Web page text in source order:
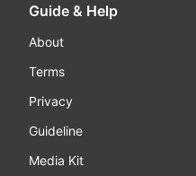
Guide & Help
About
Terms
Privacy
Guideline
Media Kit